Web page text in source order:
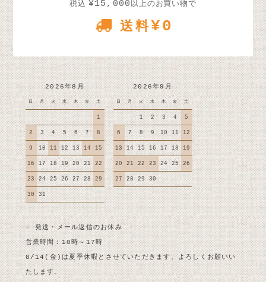
税込 ¥15,000 以上のお買い物で
送料¥0
2026年8月
日 月 火 水 木 金 土
1
2 3 4 5 6 7 8
9 10 11 12 13 14 15
16 17 18 19 20 21 22
23 24 25 26 27 28 29
30 31
2026年9月
日 月 火 水 木 金 土
1 2 3 4 5
6 7 8 9 10 11 12
13 14 15 16 17 18 19
20 21 22 23 24 25 26
27 28 29 30
■発送・メール返信のお休み
営業時間：10時～17時
8/14(金)は夏季休暇とさせていただきます。よろしくお願いい
たします。